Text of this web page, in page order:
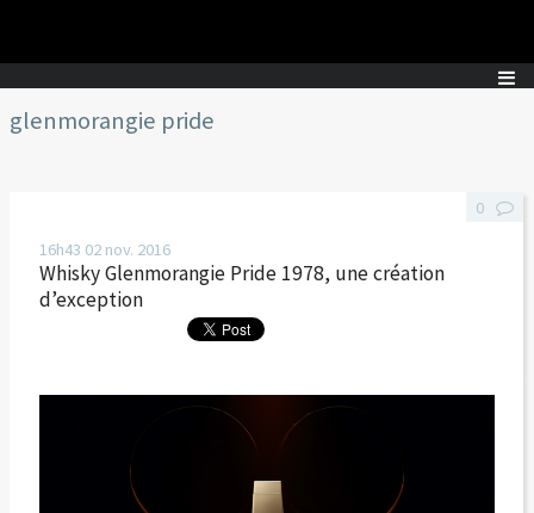
glenmorangie pride
16h43 02 nov. 2016
Whisky Glenmorangie Pride 1978, une création
d’exception
0